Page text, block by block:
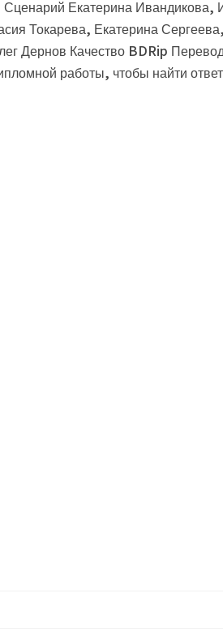
Екатерина
Токарева, Екатерина
Дернов Качество BDRip
работы, чтобы найти